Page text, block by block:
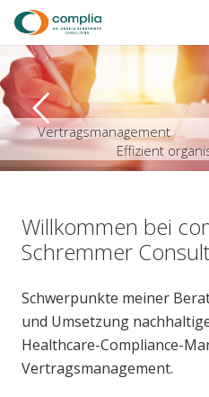
Vertragsmanagement
Effizient
Willkommen bei
Schremmer
Schwerpunkte meiner
und Umsetzung
Healthcare-Compliance-
Vertragsmanagement.